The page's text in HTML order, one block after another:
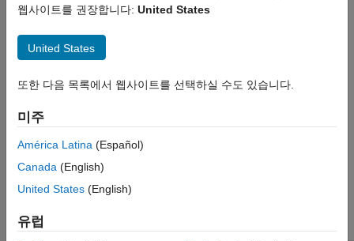
웹사이트를 권장합니다: United States
United States
또한 다음 목록에서 웹사이트를 선택하실 수도 있습니다.
미주
América Latina (Español)
Canada (English)
United States (English)
유럽